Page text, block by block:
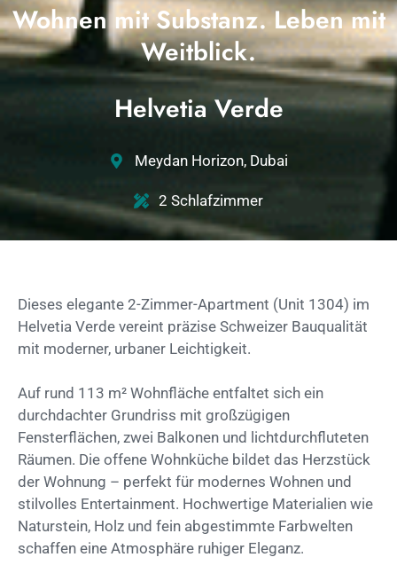
Wohnen mit Substanz. Leben mit
Weitblick.
Helvetia Verde
Meydan Horizon, Dubai
2 Schlafzimmer
Dieses elegante 2-Zimmer-Apartment (Unit 1304) im
Helvetia Verde vereint präzise Schweizer Bauqualität
mit moderner, urbaner Leichtigkeit.
Auf rund 113 m² Wohnfläche entfaltet sich ein
durchdachter Grundriss mit großzügigen
Fensterflächen, zwei Balkonen und lichtdurchfluteten
Räumen. Die offene Wohnküche bildet das Herzstück
der Wohnung – perfekt für modernes Wohnen und
stilvolles Entertainment. Hochwertige Materialien wie
Naturstein, Holz und fein abgestimmte Farbwelten
schaffen eine Atmosphäre ruhiger Eleganz.